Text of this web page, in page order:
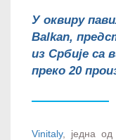
У оквиру
Balkan,
из Србије са
преко 20
Vinitaly, једна од